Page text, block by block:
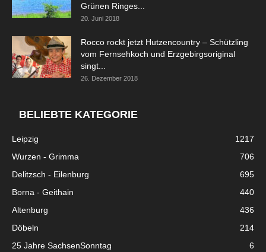
Grünen Ringes...
20. Juni 2018
Rocco rockt jetzt Hutzencountry – Schützling
vom Fernsehkoch und Erzgebirgsoriginal
singt...
26. Dezember 2018
BELIEBTE KATEGORIE
Leipzig
1217
Wurzen - Grimma
706
Delitzsch - Eilenburg
695
Borna - Geithain
440
Altenburg
436
Döbeln
214
25 Jahre SachsenSonntag
6